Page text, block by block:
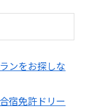
ンをお探しな
宿免許ドリー